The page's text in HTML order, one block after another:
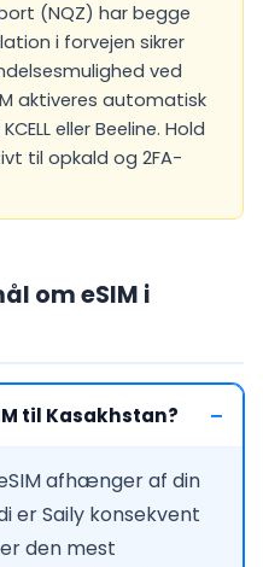
(NQZ) har begge
i forvejen sikrer
ved
aktiveres automatisk
eller Beeline. Hold
til opkald og 2FA-
om eSIM i
til Kasakhstan?
afhænger af din
er Saily konsekvent
den mest